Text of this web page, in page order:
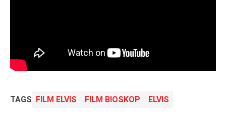
TAGS FILM ELVIS FILM BIOSKOP ELVIS